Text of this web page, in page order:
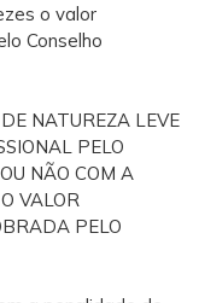
o valor
Conselho
NATUREZA LEVE
PELO
NÃO COM A
VALOR
PELO